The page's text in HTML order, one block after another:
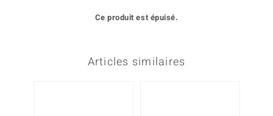
Ce produit est épuisé.
Articles similaires